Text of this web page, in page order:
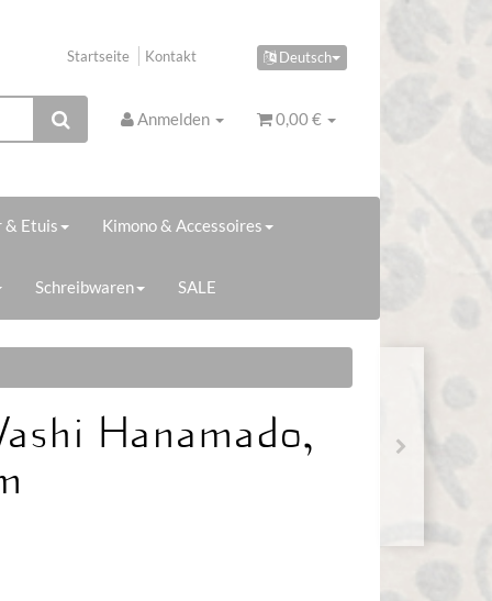
Deutsch
Startseite Kontakt
Anmelden 0,00 €
& Etuis Kimono & Accessoires
Schreibwaren SALE
Hanamado,